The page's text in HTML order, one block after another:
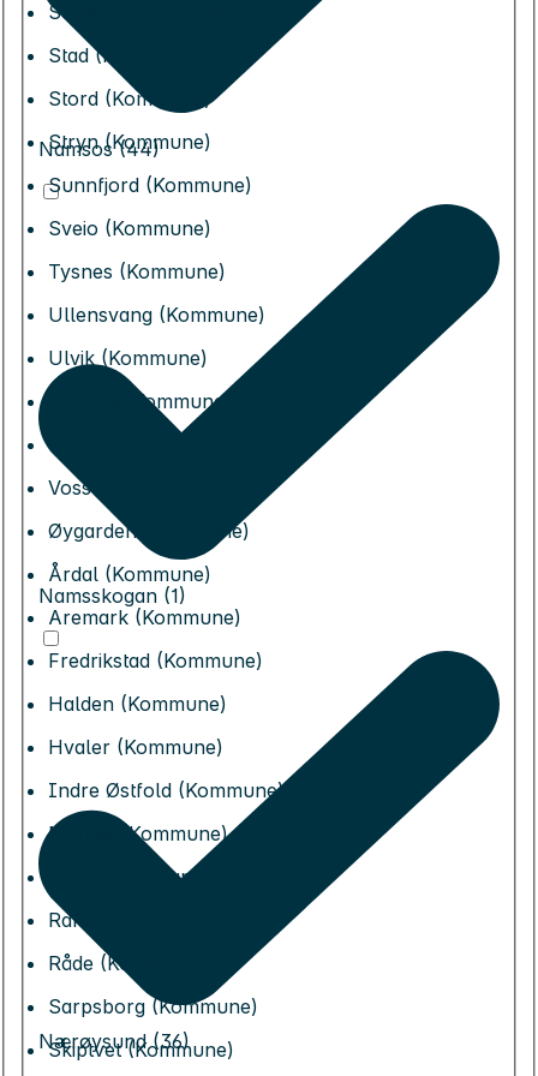
Solund (Kommune)
Stad (Kommune)
Stord (Kommune)
Stryn (Kommune)
Sunnfjord (Kommune)
Sveio (Kommune)
Tysnes (Kommune)
Ullensvang (Kommune)
Ulvik (Kommune)
Vaksdal (Kommune)
Vik (Kommune)
Voss (Kommune)
Øygarden (Kommune)
Årdal (Kommune)
Aremark (Kommune)
Fredrikstad (Kommune)
Halden (Kommune)
Hvaler (Kommune)
Indre Østfold (Kommune)
Marker (Kommune)
Moss (Kommune)
Rakkestad (Kommune)
Råde (Kommune)
Sarpsborg (Kommune)
Skiptvet (Kommune)
Namsos (44)
Namsskogan (1)
Nærøysund (36)